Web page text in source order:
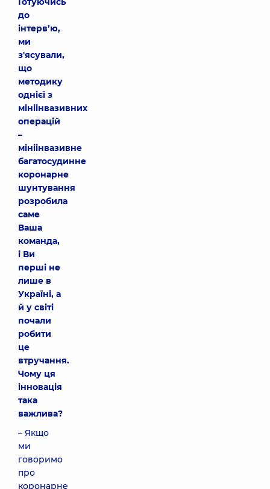
до
інтерв’ю,
ми
з'ясували,
що
методику
однієї з
мініінвазивних
операцій
–
мініінвазивне
багатосудинне
коронарне
шунтування
розробила
саме
Ваша
команда,
і Ви
перші не
лише в
Україні, а
й у світі
почали
робити
це
втручання.
Чому ця
інновація
така
важлива?
– Якщо
ми
говоримо
про
коронарне